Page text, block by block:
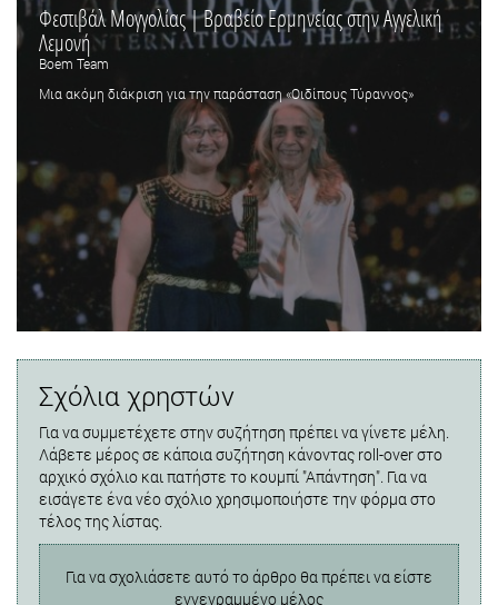
Φεστιβάλ Μογγολίας | Βραβείο Ερμηνείας στην Αγγελική
Λεμονή
Boem Team
Μια ακόμη διάκριση για την παράσταση «Οιδίπους Τύραννος»
Σχόλια χρηστών
Για να συμμετέχετε στην συζήτηση πρέπει να γίνετε μέλη.
Λάβετε μέρος σε κάποια συζήτηση κάνοντας roll-over στο
αρχικό σχόλιο και πατήστε το κουμπί "Απάντηση". Για να
εισάγετε ένα νέο σχόλιο χρησιμοποιήστε την φόρμα στο
τέλος της λίστας.
Για να σχολιάσετε αυτό το άρθρο θα πρέπει να είστε
εγγεγραμμένο μέλος